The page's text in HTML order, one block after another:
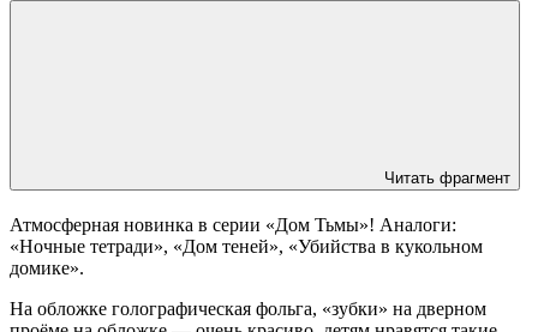
Читать фрагмент
Атмосферная новинка в серии «Дом Тьмы»! Аналоги:
«Ночные тетради», «Дом теней», «Убийства в кукольном
домике».
На обложке голографическая фольга, «зубки» на дверном